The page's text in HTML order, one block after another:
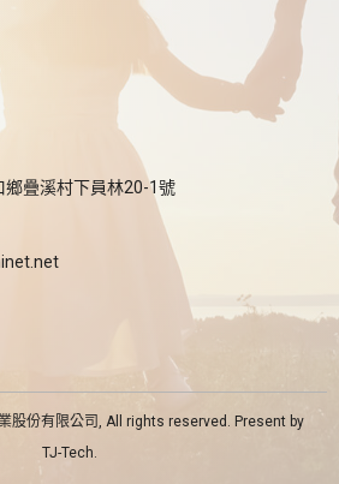
鄉疊溪村下員林20-1號
股份有限公司, All rights reserved. Present by
TJ-Tech.